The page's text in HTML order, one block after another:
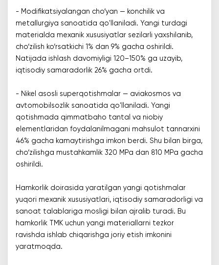
- Modifikatsiyalangan cho‘yan — konchilik va
metallurgiya sanoatida qo'llaniladi. Yangi turdagi
materialda mexanik xususiyatlar sezilarli yaxshilanib,
cho‘zilish ko‘rsatkichi 1% dan 9% gacha oshirildi.
Natijada ishlash davomiyligi 120–150% ga uzayib,
iqtisodiy samaradorlik 26% gacha ortdi.
- Nikel asosli superqotishmalar — aviakosmos va
avtomobilsozlik sanoatida qo'llaniladi. Yangi
qotishmada qimmatbaho tantal va niobiy
elementlaridan foydalanilmagani mahsulot tannarxini
46% gacha kamaytirishga imkon berdi. Shu bilan birga,
cho‘zilishga mustahkamlik 320 MPa dan 810 MPa gacha
oshirildi.
Hamkorlik doirasida yaratilgan yangi qotishmalar
yuqori mexanik xususiyatlari, iqtisodiy samaradorligi va
sanoat talablariga mosligi bilan ajralib turadi. Bu
hamkorlik TMK uchun yangi materiallarni tezkor
ravishda ishlab chiqarishga joriy etish imkonini
yaratmoqda.